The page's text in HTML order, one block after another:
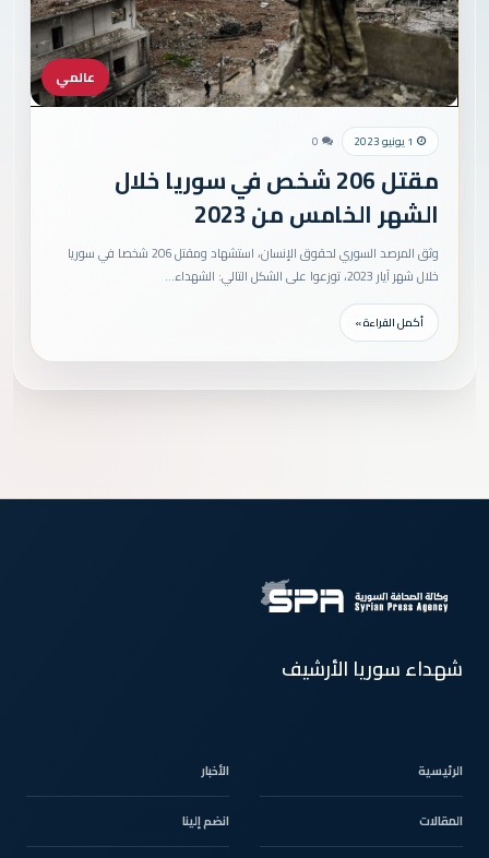
عالمي
1 يونيو 2023 0
مقتل 206 شخص في سوريا خلال
الشهر الخامس من 2023
وثق المرصد السوري لحقوق الإنسان، استشهاد ومقتل 206 شخصا في سوريا
خلال شهر آيار 2023، توزعوا على الشكل التالي: الشهداء…
أكمل القراءة »
شهداء سوريا الأرشيف
الرئيسية الأخبار
المقالات انضم إلينا